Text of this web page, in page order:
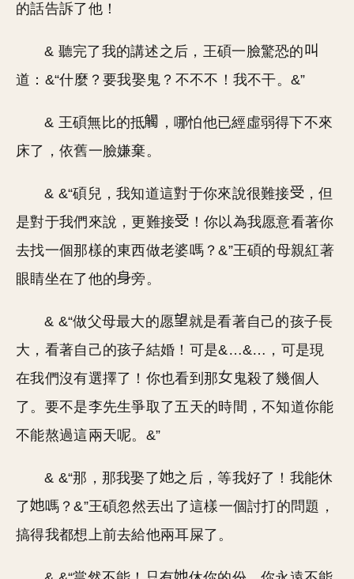
的話告訴了他！
& 聽完了我的講述之后，王碩一臉驚恐的
道：&“什麼？要我娶鬼？不不不！我不干。&”
& 王碩無比的抵
，哪怕他已經虛弱得下不來
床了，依舊一臉嫌棄。
& &“碩兒，我知道這對于你來說很難接
，但
是對于我們來說，更難接
！你以為我愿意看著你
去找一個那樣的東西做老婆嗎？&”王碩的母親紅著
眼睛坐在了他的
旁。
& &“做父母最大的愿
就是看著自己的孩子長
大，看著自己的孩子結婚！可是&…&…，可是現
在我們沒有選擇了！你也看到那
鬼殺了幾個人
了。要不是李先生爭取了五天的時間，不知道你能
不能熬過這兩天呢。&”
& &“那，那我娶了
之后，等我好了！我能休
了
嗎？&”王碩忽然丟出了這樣一個討打的問題，
搞得我都想上前去給他兩耳屎了。